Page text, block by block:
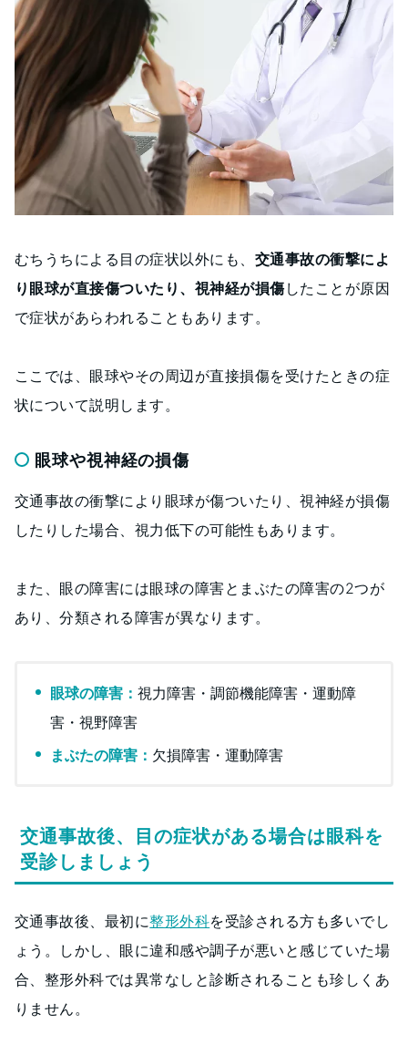
むちうちによる目の症状以外にも、 交通事故の衝撃によ
り眼球が直接傷ついたり、視神経が損傷したことが原因
で症状があらわれることもあります。
ここでは、眼球やその周辺が直接損傷を受けたときの症
状について説明します。
眼球や視神経の損傷
交通事故の衝撃により眼球が傷ついたり、視神経が損傷
したりした場合、視力低下の可能性もあります。
また、眼の障害には眼球の障害とまぶたの障害の2つが
あり、分類される障害が異なります。
眼球の障害： 視力障害・調節機能障害・運動障
害・視野障害
まぶたの障害： 欠損障害・運動障害
交通事故後、目の症状がある場合は眼科を
受診しましょう
交通事故後、最初に整形外科を受診される方も多いでし
ょう。しかし、眼に違和感や調子が悪いと感じていた場
合、整形外科では異常なしと診断されることも珍しくあ
りません。